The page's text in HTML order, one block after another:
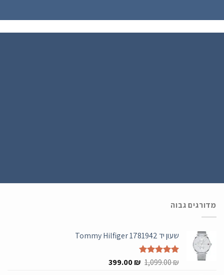
מדורגים גבוה
שעון יד Tommy Hilfiger 1781942
דורג5.00
1,099.00₪
המחיר
399.00₪
המחיר